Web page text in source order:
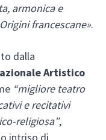
armonica e
francescane».
dalla
Artistico
“migliore teatro
e recitativi
religiosa”,
intriso di